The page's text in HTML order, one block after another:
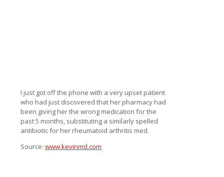
I just got off the phone with a very upset patient
who had just discovered that her pharmacy had
been giving her the wrong medication for the
past 5 months, substituting a similarly spelled
antibiotic for her rheumatoid arthritis med.
Source: www.kevinmd.com